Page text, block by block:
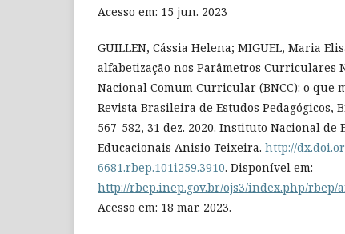
Acesso em: 15 jun. 2023
GUILLEN, Cássia Helena; MIGUEL, Maria
alfabetização nos Parâmetros Curriculares
Nacional Comum Curricular (BNCC): o que
Revista Brasileira de Estudos Pedagógicos,
567-582, 31 dez. 2020. Instituto Nacional de
Educacionais Anisio Teixeira. http://
6681.rbep.101i259.3910. Disponível em:
http://rbep.inep.gov.br/ojs3/index.php/rbep/
Acesso em: 18 mar. 2023.